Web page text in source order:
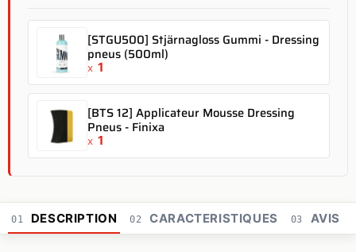
[STGU500] Stjärnagloss Gummi - Dressing
pneus (500ml)
x 1
[BTS 12] Applicateur Mousse Dressing
Pneus - Finixa
x 1
01 DESCRIPTION 02 CARACTERISTIQUES 03 AVIS